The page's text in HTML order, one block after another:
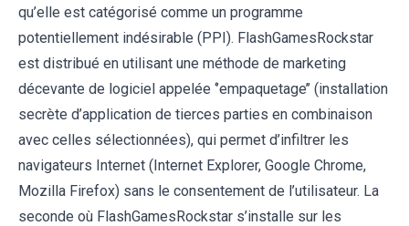
qu’elle est catégorisé comme un programme
potentiellement indésirable (PPI). FlashGamesRockstar
est distribué en utilisant une méthode de marketing
décevante de logiciel appelée ‘’empaquetage’’ (installation
secrète d’application de tierces parties en combinaison
avec celles sélectionnées), qui permet d’infiltrer les
navigateurs Internet (Internet Explorer, Google Chrome,
Mozilla Firefox) sans le consentement de l’utilisateur. La
seconde où FlashGamesRockstar s’installe sur les